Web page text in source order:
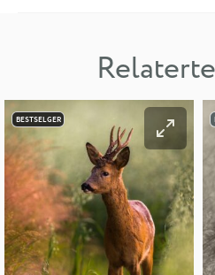
BESTSELGER